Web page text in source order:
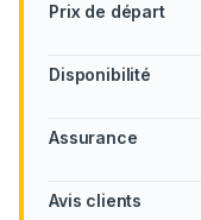
Prix de départ
Disponibilité
Assurance
Avis clients